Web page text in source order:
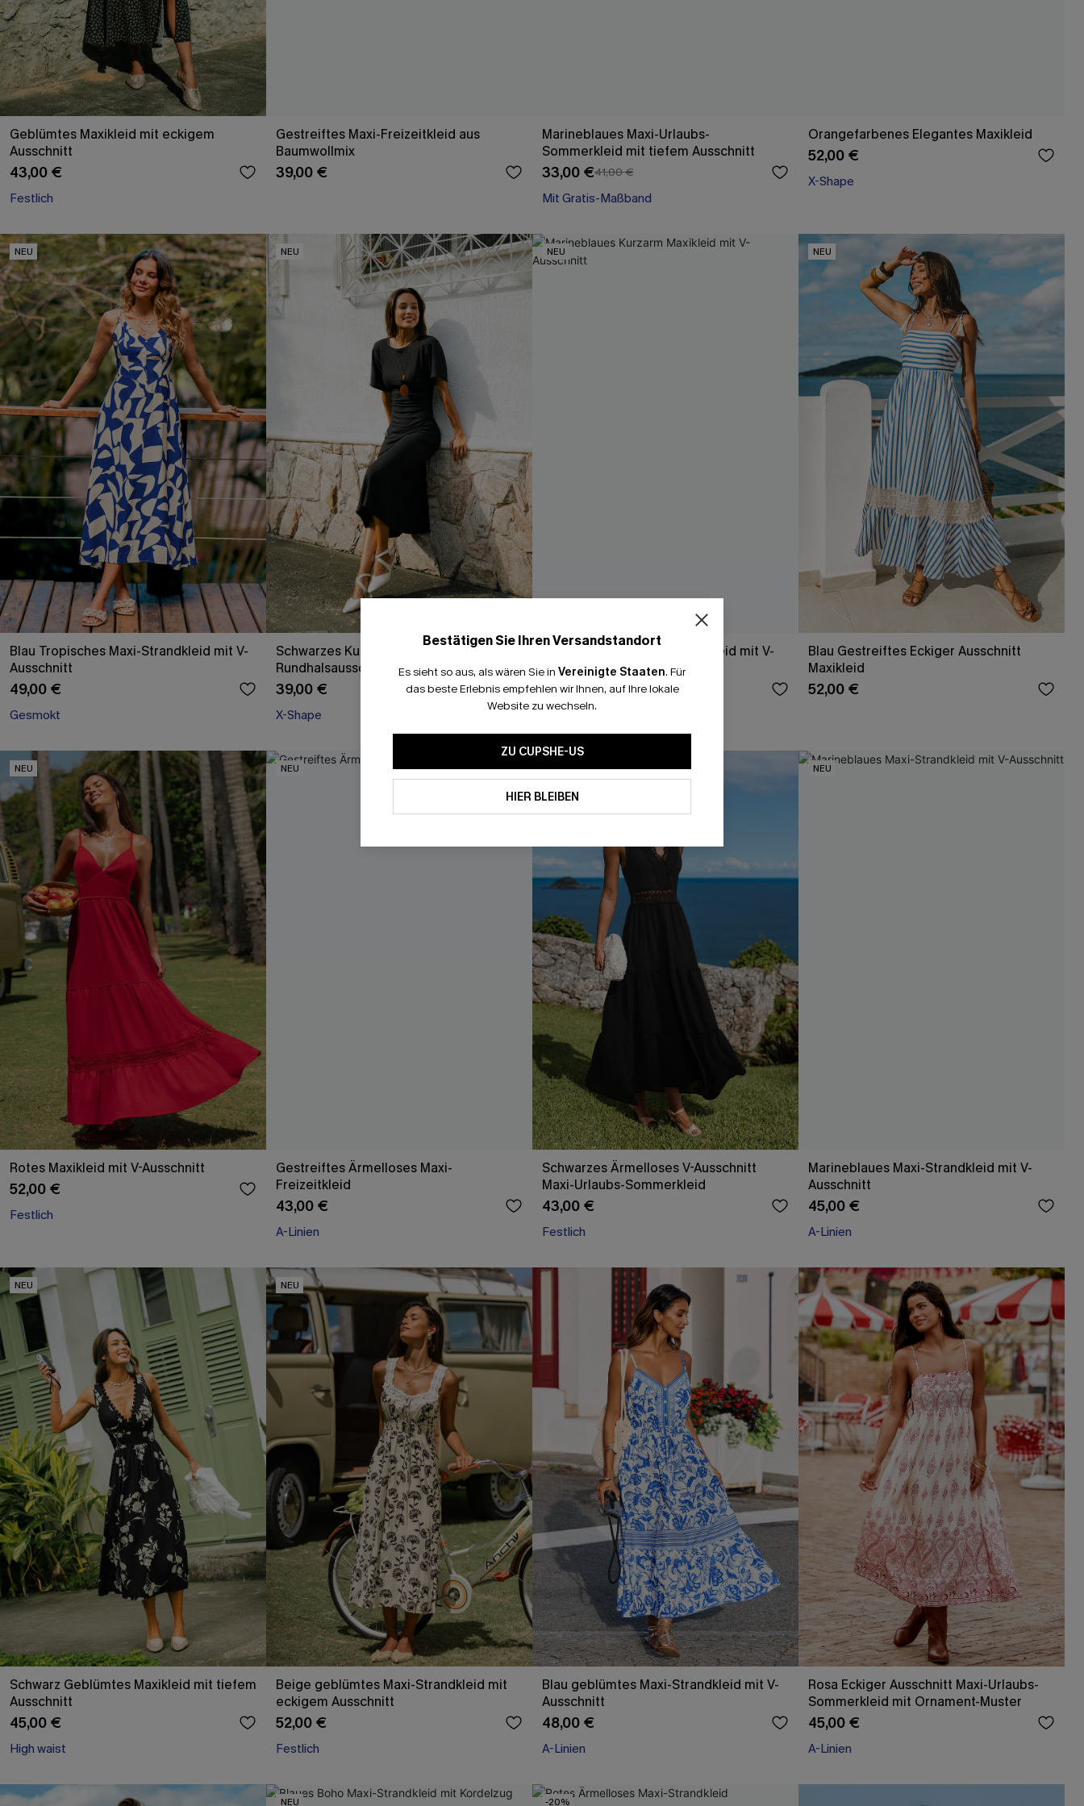
Geblümtes Maxikleid mit eckigem
Ausschnitt
43,00 €
Festlich
Gestreiftes Maxi-Freizeitkleid aus
Baumwollmix
39,00 €
Marineblaues Maxi-Urlaubs-
Sommerkleid mit tiefem Ausschnitt
33,00 €41,00 €
Mit Gratis-Maßband
Festlich
Orangefarbenes Elegantes Maxikleid
52,00 €
X-Shape
NEU
Blau Tropisches Maxi-Strandkleid mit V-
Ausschnitt
49,00 €
Gesmokt
NEU
Schwarzes Kurzarm Maxikleid mit
Rundhalsausschnitt
39,00 €
X-Shape
NEU
Marineblaues Kurzarm Maxikleid mit V-
Ausschnitt
49,00 €
NEU
Blau Gestreiftes Eckiger Ausschnitt
Maxikleid
52,00 €
NEU
Rotes Maxikleid mit V-Ausschnitt
52,00 €
Festlich
NEU
Gestreiftes Ärmelloses Maxi-
Freizeitkleid
43,00 €
A-Linien
Schwarzes Ärmelloses V-Ausschnitt
Maxi-Urlaubs-Sommerkleid
43,00 €
Festlich
NEU
Marineblaues Maxi-Strandkleid mit V-
Ausschnitt
45,00 €
A-Linien
NEU
Schwarz Geblümtes Maxikleid mit tiefem
Ausschnitt
45,00 €
High waist
NEU
Beige geblümtes Maxi-Strandkleid mit
eckigem Ausschnitt
52,00 €
Festlich
Blau geblümtes Maxi-Strandkleid mit V-
Ausschnitt
48,00 €
A-Linien
Rosa Eckiger Ausschnitt Maxi-Urlaubs-
Sommerkleid mit Ornament-Muster
45,00 €
A-Linien
NEU -20%
Bestätigen Sie Ihren Versandstandort
Es sieht so aus, als wären Sie in Vereinigte Staaten. Für
das beste Erlebnis empfehlen wir Ihnen, auf Ihre lokale
Website zu wechseln.
ZU CUPSHE-US
HIER BLEIBEN
15% ERHALTEN
15% ohne MBW für E-Mail-Abonnenten.
*Ein Code pro Bestellung. Jeder Code ist einmal gültig.
Mit dem Klick auf diese Schaltfläche erklären Sie sich damit
einverstanden, exklusive Werbeaktionen und Updates von Cupshe per E-
sich jederzeit abmelden.
ABONNIEREN